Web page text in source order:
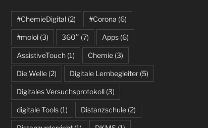
#ChemieDigital (2) #Corona (6)
#molol (3) 360° (7) Apps (6)
AssistiveTouch (1) Chemie (3)
Die Welle (2) Digitale Lernbegleiter (5)
Digitales Versuchsprotokoll (3)
digitale Tools (1) Distanzschule (2)